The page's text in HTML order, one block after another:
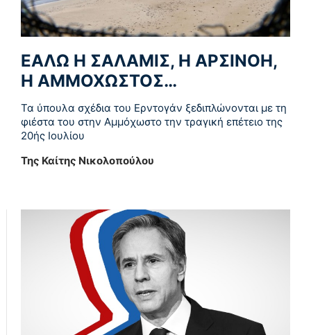
ΕΑΛΩ Η ΣΑΛΑΜΙΣ, Η ΑΡΣΙΝΟΗ,
Η ΑΜΜΟΧΩΣΤΟΣ…
Τα ύπουλα σχέδια του Ερντογάν ξεδιπλώνονται με τη
φιέστα του στην Αμμόχωστο την τραγική επέτειο της
20ής Ιουλίου
Της Καίτης Νικολοπούλου